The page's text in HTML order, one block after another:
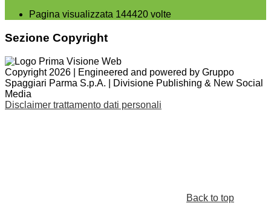
Pagina visualizzata 144420 volte
Sezione Copyright
Copyright 2026 | Engineered and powered by Gruppo
Spaggiari Parma S.p.A. | Divisione Publishing & New Social
Media
Disclaimer trattamento dati personali
Back to top